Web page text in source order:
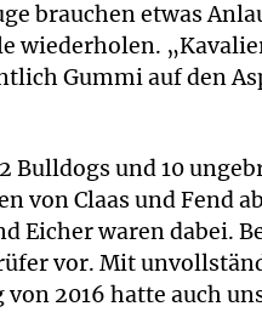
brauchen etwas
wiederholen.
Gummi auf den
Bulldogs und 10
von Claas und Fend
Eicher waren dabei.
vor. Mit
2016 hatte auch